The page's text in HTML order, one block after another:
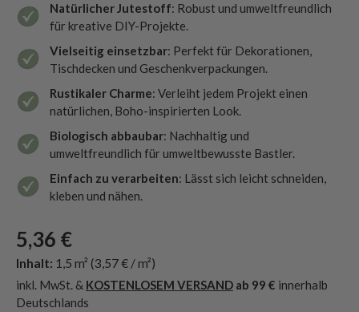
Natürlicher Jutestoff: Robust und umweltfreundlich
für kreative DIY-Projekte.
Vielseitig einsetzbar: Perfekt für Dekorationen,
Tischdecken und Geschenkverpackungen.
Rustikaler Charme: Verleiht jedem Projekt einen
natürlichen, Boho-inspirierten Look.
Biologisch abbaubar: Nachhaltig und
umweltfreundlich für umweltbewusste Bastler.
Einfach zu verarbeiten: Lässt sich leicht schneiden,
kleben und nähen.
5,36 €
Inhalt: 1,5 m² (3,57 € / m²)
inkl. MwSt. & KOSTENLOSEM VERSAND ab 99 € innerhalb
Deutschlands